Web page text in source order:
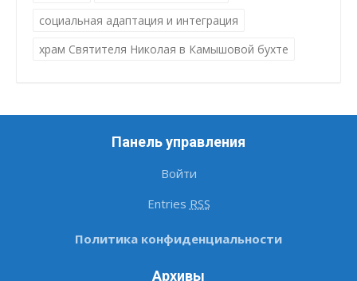
социальная адаптация и интеграция
храм Святителя Николая в Камышовой бухте
Панель управления
Войти
Entries RSS
Политика конфиденциальности
Архивы